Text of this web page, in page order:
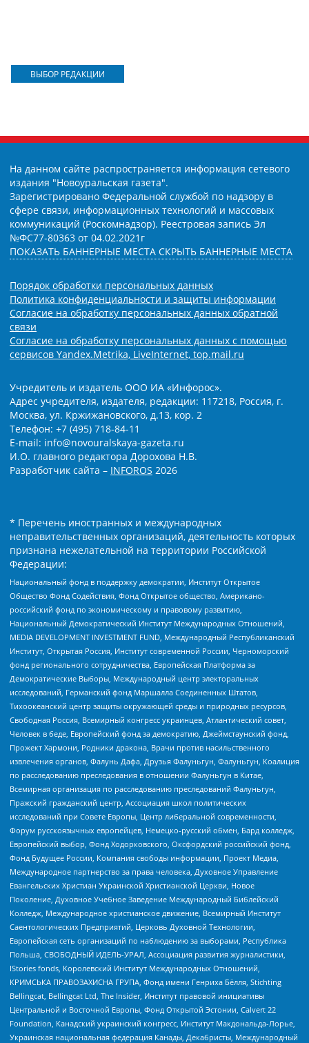
ВЫБОР РЕДАКЦИИ
На данном сайте распространяется информация сетевого
издания "Новоуральская газета".
Зарегистрировано Федеральной службой по надзору в
сфере связи, информационных технологий и массовых
коммуникаций (Роскомнадзор). Реестровая запись Эл
№ФС77-80363 от 04.02.2021г
ПОКАЗАТЬ БАННЕРНЫЕ МЕСТА СКРЫТЬ БАННЕРНЫЕ МЕСТА
Порядок обработки персональных данных
Политика конфиденциальности и защиты информации
Согласие на обработку персональных данных обратной
связи
Согласие на обработку персональных данных с помощью
сервисов Yandex.Metrika, LiveInternet, top.mail.ru
Учредитель и издатель ООО ИА «Инфорос».
Адрес учредителя, издателя, редакции: 117218, Россия, г.
Москва, ул. Кржижановского, д.13, кор. 2
Телефон: +7 (495) 718-84-11
E-mail: info@novouralskaya-gazeta.ru
И.О. главного редактора Дорохова Н.В.
Разработчик сайта – INFOROS 2026
* Перечень иностранных и международных
неправительственных организаций, деятельность которых
признана нежелательной на территории Российской
Федерации:
Национальный фонд в поддержку демократии, Институт Открытое
Общество Фонд Содействия, Фонд Открытое общество, Американо-
российский фонд по экономическому и правовому развитию,
Национальный Демократический Институт Международных Отношений,
MEDIA DEVELOPMENT INVESTMENT FUND, Международный Республиканский
Институт, Открытая Россия, Институт современной России, Черноморский
фонд регионального сотрудничества, Европейская Платформа за
Демократические Выборы, Международный центр электоральных
исследований, Германский фонд Маршалла Соединенных Штатов,
Тихоокеанский центр защиты окружающей среды и природных ресурсов,
Свободная Россия, Всемирный конгресс украинцев, Атлантический совет,
Человек в беде, Европейский фонд за демократию, Джеймстаунский фонд,
Прожект Хармони, Родники дракона, Врачи против насильственного
извлечения органов, Фалунь Дафа, Друзья Фалуньгун, Фалуньгун, Коалиция
по расследованию преследования в отношении Фалуньгун в Китае,
Всемирная организация по расследованию преследований Фалуньгун,
Пражский гражданский центр, Ассоциация школ политических
исследований при Совете Европы, Центр либеральной современности,
Форум русскоязычных европейцев, Немецко-русский обмен, Бард колледж,
Европейский выбор, Фонд Ходорковского, Оксфордский российский фонд,
Фонд Будущее России, Компания свободы информации, Проект Медиа,
Международное партнерство за права человека, Духовное Управление
Евангельских Христиан Украинской Христианской Церкви, Новое
Поколение, Духовное Учебное Заведение Международный Библейский
Колледж, Международное христианское движение, Всемирный Институт
Саентологических Предприятий, Церковь Духовной Технологии,
Европейская сеть организаций по наблюдению за выборами, Республика
Польша, СВОБОДНЫЙ ИДЕЛЬ-УРАЛ, Ассоциация развития журналистики,
IStories fonds, Королевский Институт Международных Отношений,
КРИМСЬКА ПРАВОЗАХИСНА ГРУПА, Фонд имени Генриха Бёлля, Stichting
Bellingcat, Bellingcat Ltd, The Insider, Институт правовой инициативы
Центральной и Восточной Европы, Фонд Открытой Эстонии, Calvert 22
Foundation, Канадский украинский конгресс, Институт Макдональда-Лорье,
Украинская национальная федерация Канады, Декабристы, Международный